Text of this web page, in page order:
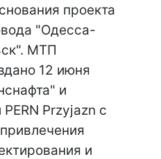
проекта
"Одесса-
МТП
12 июня
и
Przyjazn с
и